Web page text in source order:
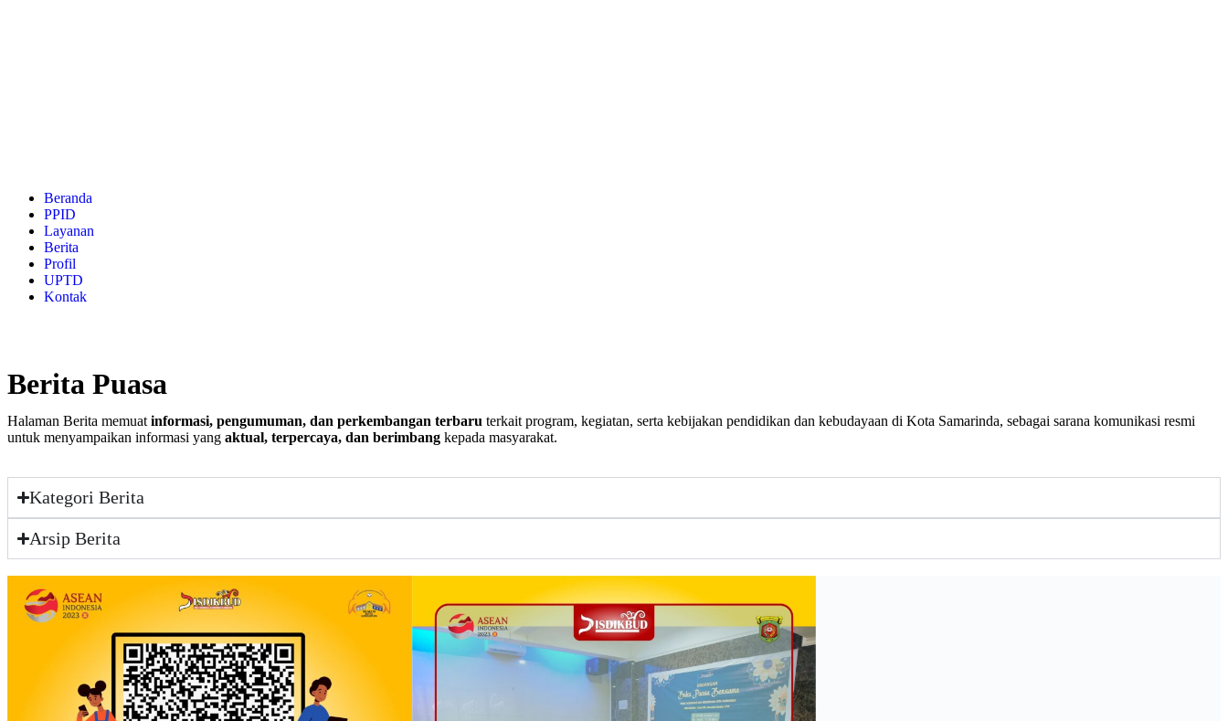
Beranda
PPID
Layanan
Berita
Profil
UPTD
Kontak
Berita Puasa
Halaman Berita memuat informasi, pengumuman, dan perkembangan terbaru terkait program, kegiatan, serta kebijakan pendidikan dan kebudayaan di Kota Samarinda, sebagai sarana komunikasi resmi
untuk menyampaikan informasi yang aktual, terpercaya, dan berimbang kepada masyarakat.
Kategori Berita
Arsip Berita